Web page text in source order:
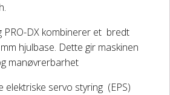
PRO-DX kombinerer et bredt
hjulbase. Dette gir maskinen
manøvrerbarhet
elektriske servo styring (EPS)